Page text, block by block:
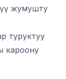
жумушту
туруктуу
кароону